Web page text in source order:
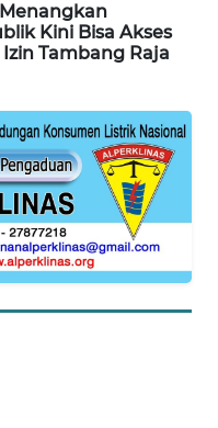
Kini Bisa Akses
Tambang Raja